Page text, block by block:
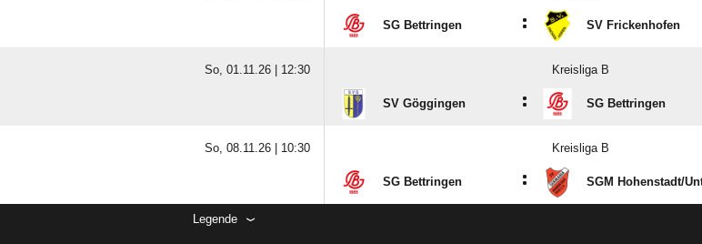
SG Bettringen : SV Frickenhofen
So, 01.11.26 | 12:30 Kreisliga B
SV Göggingen : SG Bettringen
So, 08.11.26 | 10:30 Kreisliga B
SG Bettringen : SGM Hohenstadt/​
Legende